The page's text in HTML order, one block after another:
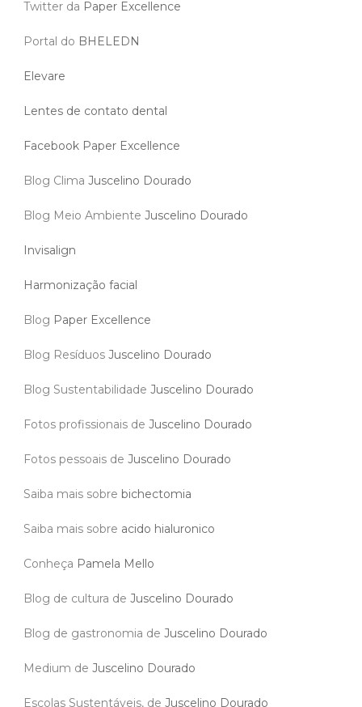
Twitter da Paper Excellence
Portal do BHELEDN
Elevare
Lentes de contato dental
Facebook Paper Excellence
Blog Clima Juscelino Dourado
Blog Meio Ambiente Juscelino Dourado
Invisalign
Harmonização facial
Blog Paper Excellence
Blog Resíduos Juscelino Dourado
Blog Sustentabilidade Juscelino Dourado
Fotos profissionais de Juscelino Dourado
Fotos pessoais de Juscelino Dourado
Saiba mais sobre bichectomia
Saiba mais sobre acido hialuronico
Conheça Pamela Mello
Blog de cultura de Juscelino Dourado
Blog de gastronomia de Juscelino Dourado
Medium de Juscelino Dourado
Escolas Sustentáveis, de Juscelino Dourado